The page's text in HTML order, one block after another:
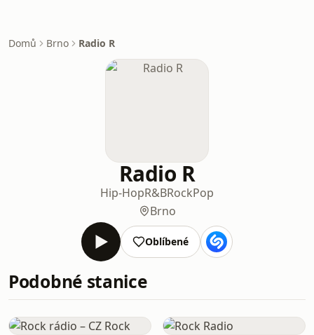
Domů Brno Radio R
Radio R
Hip-HopR&BRockPop
Brno
Oblíbené
Podobné stanice